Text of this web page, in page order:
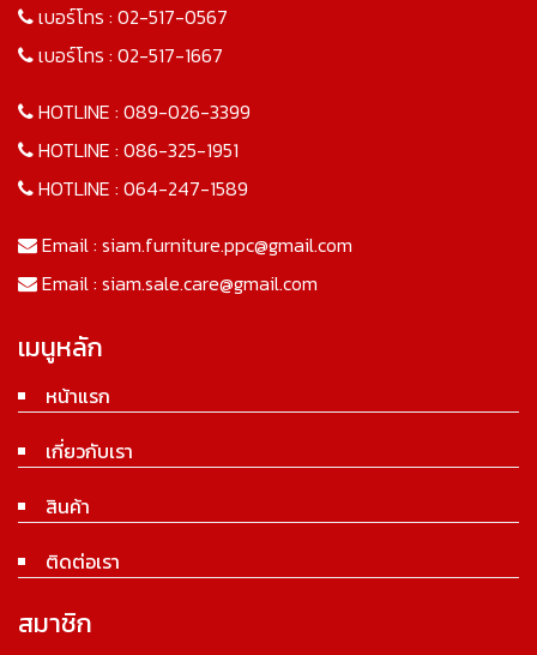
เบอร์โทร : 02-517-0567
เบอร์โทร : 02-517-1667
HOTLINE : 089-026-3399
HOTLINE : 086-325-1951
HOTLINE : 064-247-1589
Email : siam.furniture.ppc@gmail.com
Email : siam.sale.care@gmail.com
เมนูหลัก
หน้าแรก
เกี่ยวกับเรา
สินค้า
ติดต่อเรา
สมาชิก